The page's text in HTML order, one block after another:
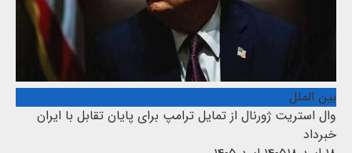
بین الملل
وال‌ استریت ژورنال از تمایل ترامپ برای پایان تقابل با ایران
خبرداد